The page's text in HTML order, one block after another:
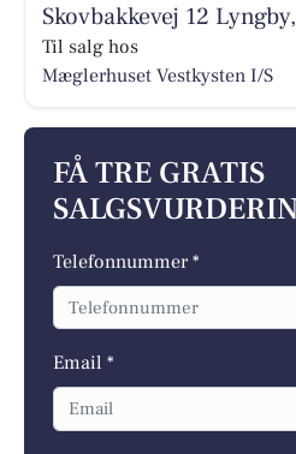
Skovbakkevej 12
Til salg hos
Mæglerhuset Vestkysten I/S
FÅ TRE GRATIS
Telefonnummer *
Email *